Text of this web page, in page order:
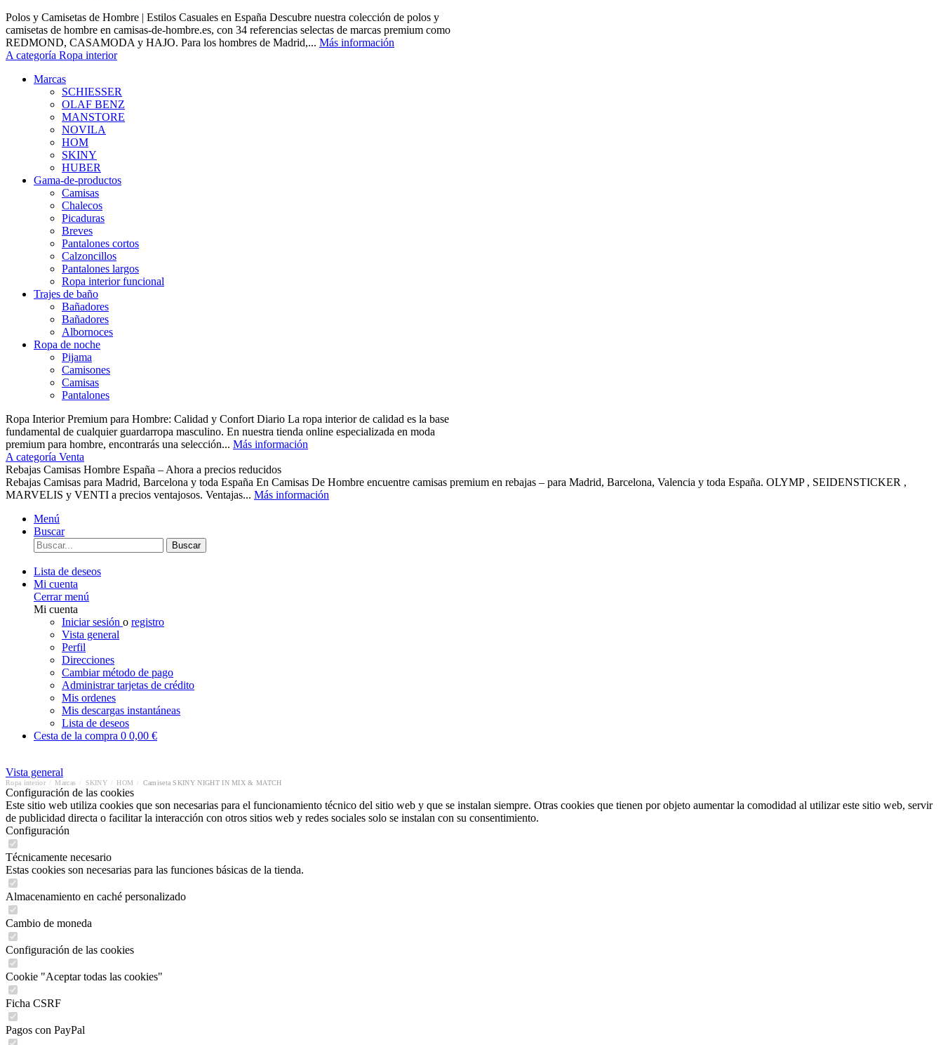
Polos y Camisetas de Hombre | Estilos Casuales en España Descubre nuestra colección de polos y
camisetas de hombre en camisas-de-hombre.es, con 34 referencias selectas de marcas premium como
REDMOND, CASAMODA y HAJO. Para los hombres de Madrid,... Más información
A categoría Ropa interior
Marcas
SCHIESSER
OLAF BENZ
MANSTORE
NOVILA
HOM
SKINY
HUBER
Gama-de-productos
Camisas
Chalecos
Picaduras
Breves
Pantalones cortos
Calzoncillos
Pantalones largos
Ropa interior funcional
Trajes de baño
Bañadores
Bañadores
Albornoces
Ropa de noche
Pijama
Camisones
Camisas
Pantalones
Ropa Interior Premium para Hombre: Calidad y Confort Diario La ropa interior de calidad es la base
fundamental de cualquier guardarropa masculino. En nuestra tienda online especializada en moda
premium para hombre, encontrarás una selección... Más información
A categoría Venta
Rebajas Camisas Hombre España – Ahora a precios reducidos
Rebajas Camisas para Madrid, Barcelona y toda España En Camisas De Hombre encuentre camisas premium en rebajas – para Madrid, Barcelona, Valencia y toda España. OLYMP , SEIDENSTICKER ,
MARVELIS y VENTI a precios ventajosos. Ventajas... Más información
Menú
Buscar
Buscar
Lista de deseos
Mi cuenta
Cerrar menú
Mi cuenta
Iniciar sesión o registro
Vista general
Perfil
Direcciones
Cambiar método de pago
Administrar tarjetas de crédito
Mis ordenes
Mis descargas instantáneas
Lista de deseos
Cesta de la compra 0 0,00 €
Vista general
Ropa interior Marcas SKINY HOM Camiseta SKINY NIGHT IN MIX & MATCH
Configuración de las cookies
Este sitio web utiliza cookies que son necesarias para el funcionamiento técnico del sitio web y que se instalan siempre. Otras cookies que tienen por objeto aumentar la comodidad al utilizar este sitio web, servir
de publicidad directa o facilitar la interacción con otros sitios web y redes sociales solo se instalan con su consentimiento.
Configuración
Técnicamente necesario
Estas cookies son necesarias para las funciones básicas de la tienda.
Almacenamiento en caché personalizado
Cambio de moneda
Configuración de las cookies
Cookie "Aceptar todas las cookies"
Ficha CSRF
Pagos con PayPal